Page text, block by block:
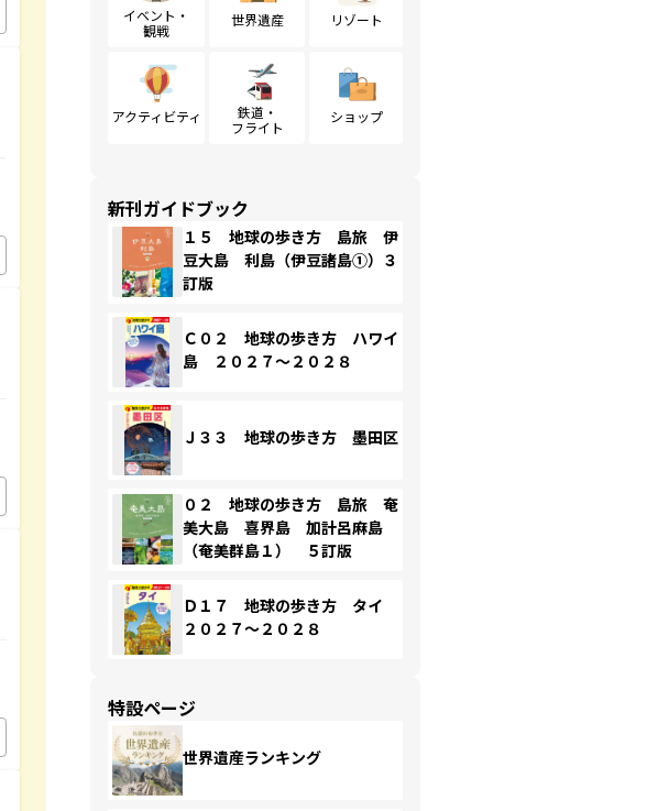
イベント・
観戦
世界遺産 リゾート
アクティビティ
鉄道・
フライト
ショップ
新刊ガイドブック
１５ 地球の歩き方 島旅 伊
豆大島 利島（伊豆諸島①）３
訂版
Ｃ０２ 地球の歩き方 ハワイ
島 ２０２７～２０２８
Ｊ３３ 地球の歩き方 墨田区
０２ 地球の歩き方 島旅 奄
美大島 喜界島 加計呂麻島
（奄美群島１） ５訂版
Ｄ１７ 地球の歩き方 タイ
２０２７～２０２８
特設ページ
世界遺産ランキング